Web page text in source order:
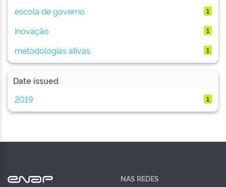
escola de governo 1
inovação 1
metodologias ativas 1
Date issued
2019
1
NAS REDES